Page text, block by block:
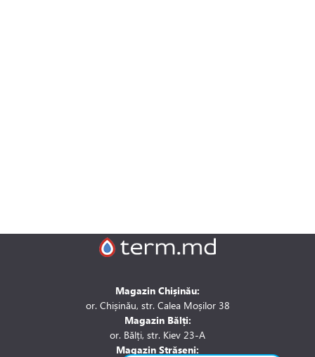
Magazin Chișinău:
or. Chișinău, str. Calea Moșilor 38
Magazin Bălți:
or. Bălți, str. Kiev 23-A
Magazin Strășeni: